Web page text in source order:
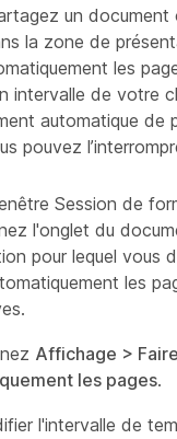
un document
la zone de
les
intervalle de votre
automatique de
pouvez
Session de
l'onglet du
pour lequel vous
les
Affichage >
les pages.
l'intervalle de